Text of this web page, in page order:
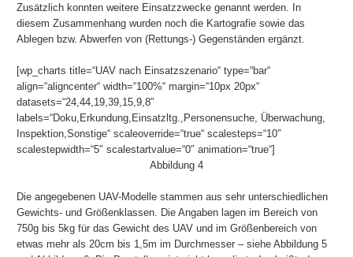
Zusätzlich konnten weitere Einsatzzwecke genannt werden. In
diesem Zusammenhang wurden noch die Kartografie sowie das
Ablegen bzw. Abwerfen von (Rettungs-) Gegenständen ergänzt.
[wp_charts title=“UAV nach Einsatzszenario“ type=“bar“
align=“aligncenter“ width=“100%“ margin=“10px 20px“
datasets=“24,44,19,39,15,9,8″
labels=“Doku,Erkundung,Einsatzltg.,Personensuche, Überwachung,
Inspektion,Sonstige“ scaleoverride=“true“ scalesteps=“10″
scalestepwidth=“5″ scalestartvalue=“0″ animation=“true“]
Abbildung 4
Die angegebenen UAV-Modelle stammen aus sehr unterschiedlichen
Gewichts- und Größenklassen. Die Angaben lagen im Bereich von
750g bis 5kg für das Gewicht des UAV und im Größenbereich von
etwas mehr als 20cm bis 1,5m im Durchmesser – siehe Abbildung 5